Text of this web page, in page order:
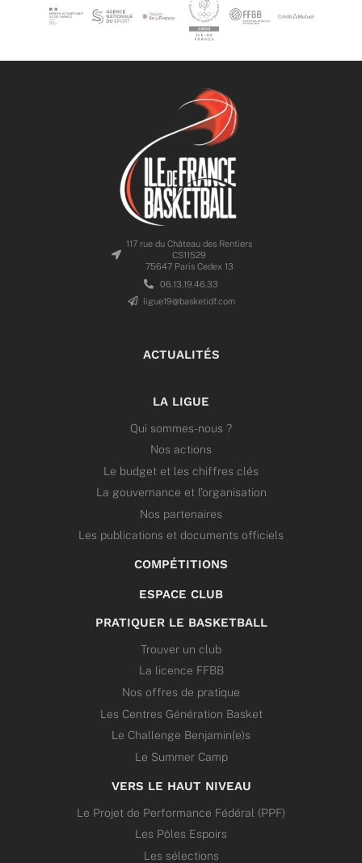
117 rue du Château des Rentiers
CS11529
75647 Paris Cedex 13
06.13.19.46.33
ligue19@basketidf.com
ACTUALITÉS
LA LIGUE
Qui sommes-nous ?
Nos actions
Le budget et les chiffres clés
La gouvernance et l’organisation
Nos partenaires
Les publications et documents officiels
COMPÉTITIONS
ESPACE CLUB
PRATIQUER LE BASKETBALL
Trouver un club
La licence FFBB
Nos offres de pratique
Les Centres Génération Basket
Le Challenge Benjamin(e)s
Le Summer Camp
VERS LE HAUT NIVEAU
Le Projet de Performance Fédéral (PPF)
Les Pôles Espoirs
Les sélections